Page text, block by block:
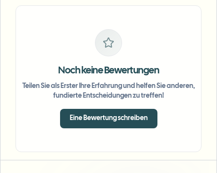
Noch keine Bewertungen
Teilen Sie als Erster Ihre Erfahrung und helfen Sie anderen,
fundierte Entscheidungen zu treffen!
Eine Bewertung schreiben